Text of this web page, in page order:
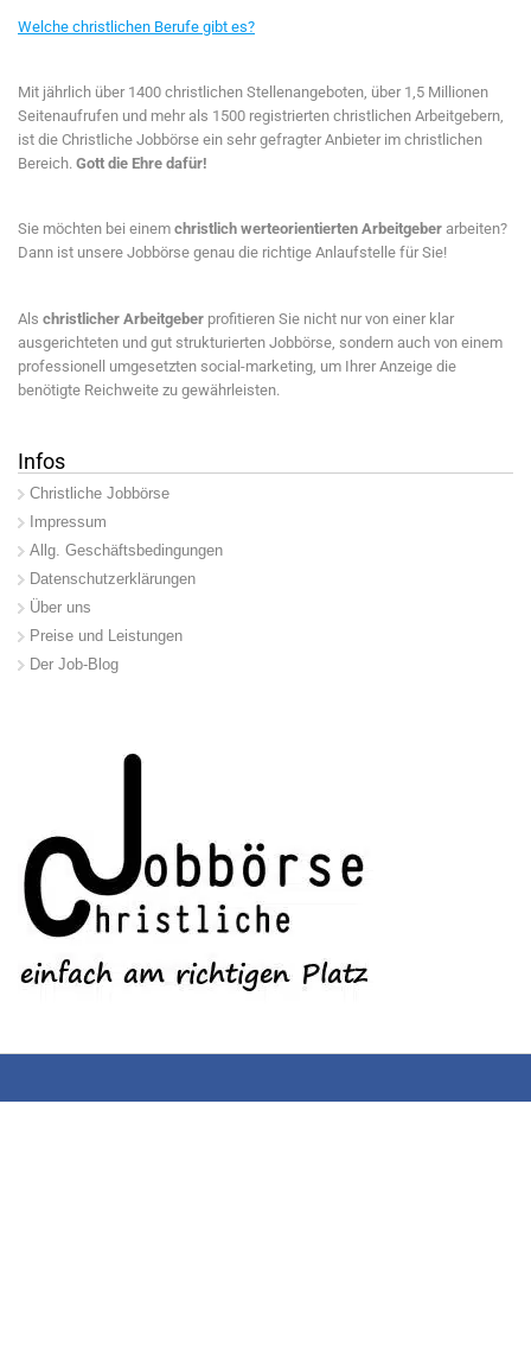
Welche christlichen Berufe gibt es?
Mit jährlich über 1400 christlichen Stellenangeboten, über 1,5 Millionen
Seitenaufrufen und mehr als 1500 registrierten christlichen Arbeitgebern,
ist die Christliche Jobbörse ein sehr gefragter Anbieter im christlichen
Bereich. Gott die Ehre dafür!
Sie möchten bei einem christlich werteorientierten Arbeitgeber arbeiten?
Dann ist unsere Jobbörse genau die richtige Anlaufstelle für Sie!
Als christlicher Arbeitgeber profitieren Sie nicht nur von einer klar
ausgerichteten und gut strukturierten Jobbörse, sondern auch von einem
professionell umgesetzten social-marketing, um Ihrer Anzeige die
benötigte Reichweite zu gewährleisten.
Infos
Christliche Jobbörse
Impressum
Allg. Geschäftsbedingungen
Datenschutzerklärungen
Über uns
Preise und Leistungen
Der Job-Blog